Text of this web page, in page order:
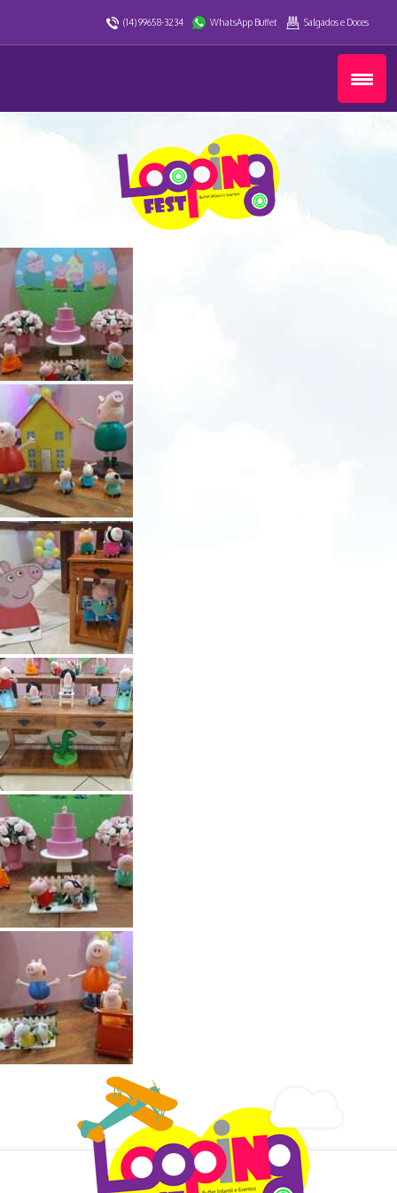
(14) 99658-3234 WhatsApp Buffet Salgados e Doces